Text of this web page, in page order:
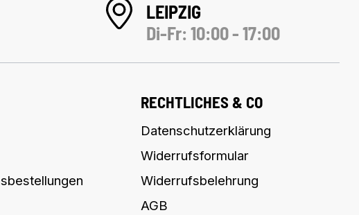
LEIPZIG
Di-Fr: 10:00 - 17:00
RECHTLICHES & CO
Datenschutzerklärung
Widerrufsformular
Widerrufsbelehrung
AGB